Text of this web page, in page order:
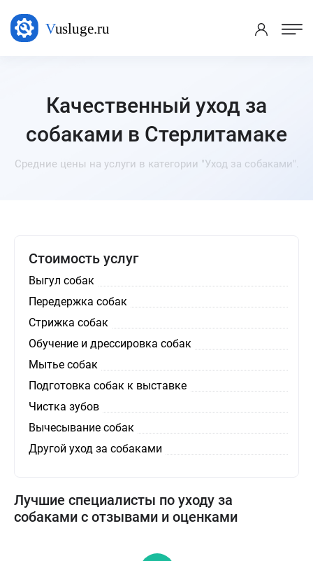
Качественный уход за
собаками в Стерлитамаке
Средние цены на услуги в категории "Уход за собаками".
Стоимость услуг
Выгул собак
Передержка собак
Стрижка собак
Обучение и дрессировка собак
Мытье собак
Подготовка собак к выставке
Чистка зубов
Вычесывание собак
Другой уход за собаками
Лучшие специалисты по уходу за
собаками с отзывами и оценками